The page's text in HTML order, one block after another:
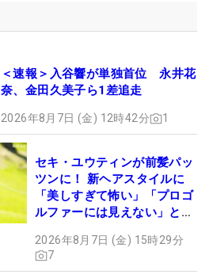
＜速報＞入谷響が単独首位 永井花
奈、金田久美子ら1差追走
2026年8月7日 (金) 12時42分 1
セキ・ユウティンが前髪パッ
ツンに！ 新ヘアスタイルに
「美しすぎて怖い」「プロゴ
ルファーには見えない」とコ
2026年8月7日 (金) 15時29分
7